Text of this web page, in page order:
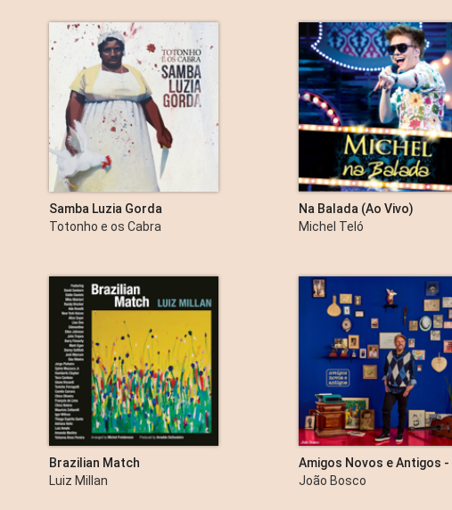
Samba Luzia Gorda
Totonho e os Cabra
Na Balada (Ao Vivo)
Michel Teló
Brazilian Match
Luiz Millan
Amigos Novos e Antigos -
Parte 1 - EP
João Bosco